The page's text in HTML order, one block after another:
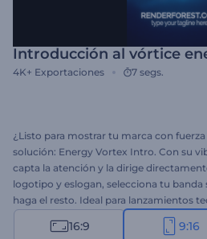
Introducción al vórtice
4K+ Exportaciones 7 segs.
¿Listo para mostrar tu marca con
solución: Energy Vortex Intro. Con su
capta la atención y la dirige
logotipo y eslogan, selecciona tu banda
haga el resto. Ideal para lanzamientos
de videojuegos, presentaciones
alta intensidad. ¡Pruébalo ya!
16:9 9:16